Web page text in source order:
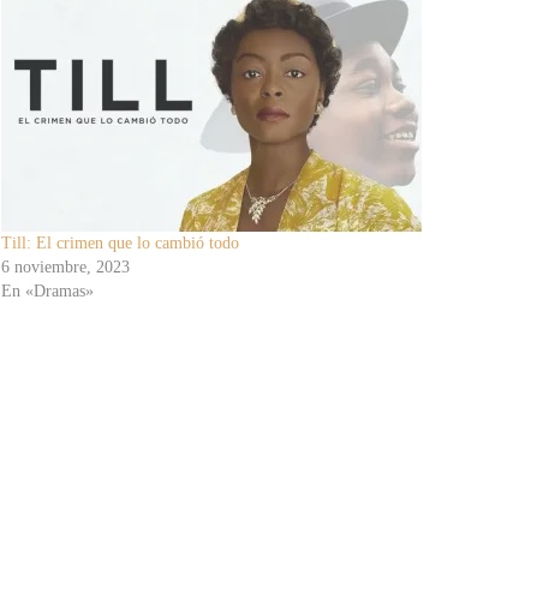
Till: El crimen que lo cambió todo
6 noviembre, 2023
En «Dramas»